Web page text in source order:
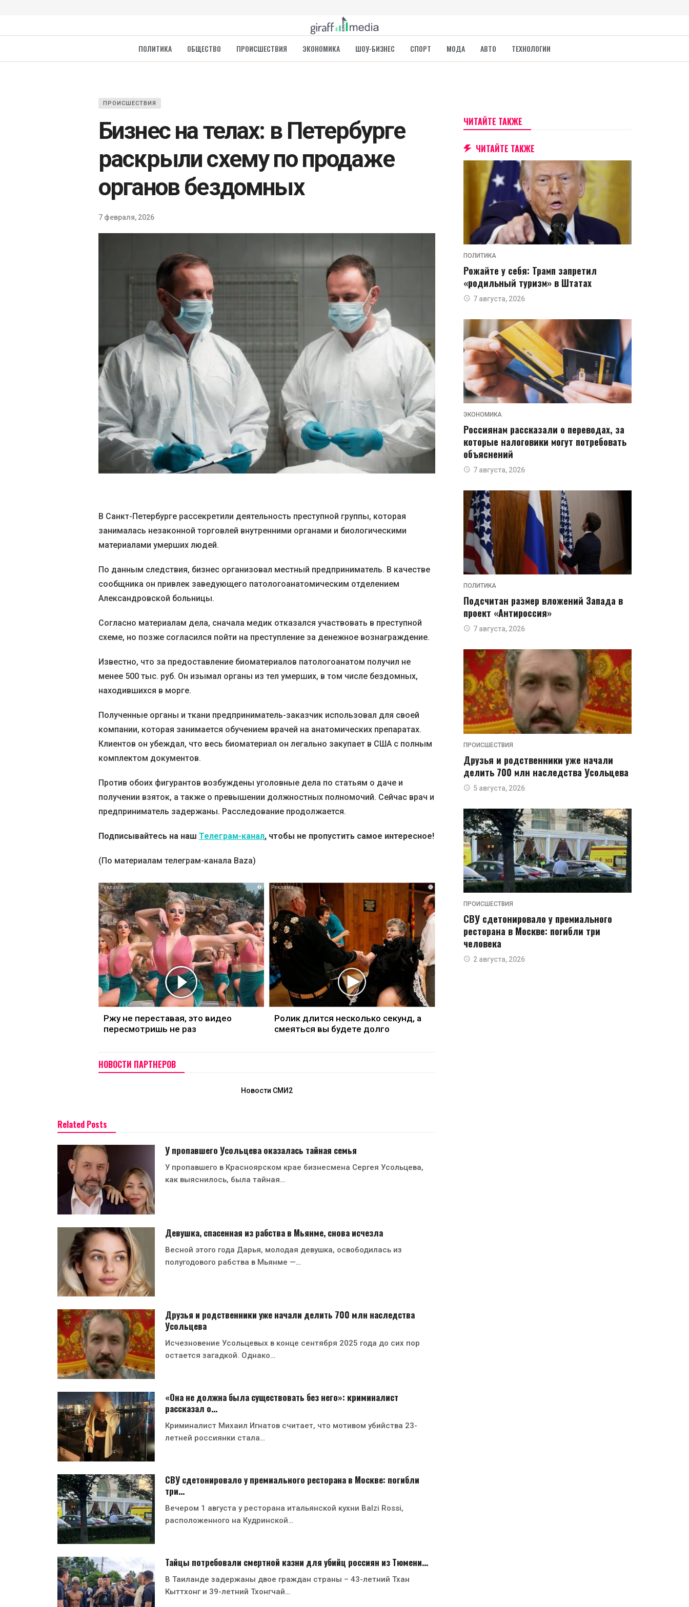
ПОЛИТИКА ОБЩЕСТВО ПРОИСШЕСТВИЯ ЭКОНОМИКА ШОУ-БИЗНЕС СПОРТ МОДА АВТО ТЕХНОЛОГИИ
ПРОИСШЕСТВИЯ
Бизнес на телах: в Петербурге
раскрыли схему по продаже
органов бездомных
7 февраля, 2026
В Санкт-Петербурге рассекретили деятельность преступной группы, которая
занималась незаконной торговлей внутренними органами и биологическими
материалами умерших людей.
По данным следствия, бизнес организовал местный предприниматель. В качестве
сообщника он привлек заведующего патологоанатомическим отделением
Александровской больницы.
Согласно материалам дела, сначала медик отказался участвовать в преступной
схеме, но позже согласился пойти на преступление за денежное вознаграждение.
Известно, что за предоставление биоматериалов патологоанатом получил не
менее 500 тыс. руб. Он изымал органы из тел умерших, в том числе бездомных,
находившихся в морге.
Полученные органы и ткани предприниматель-заказчик использовал для своей
компании, которая занимается обучением врачей на анатомических препаратах.
Клиентов он убеждал, что весь биоматериал он легально закупает в США с полным
комплектом документов.
Против обоих фигурантов возбуждены уголовные дела по статьям о даче и
получении взяток, а также о превышении должностных полномочий. Сейчас врач и
предприниматель задержаны. Расследование продолжается.
Подписывайтесь на наш Телеграм-канал, чтобы не пропустить самое интересное!
(По материалам телеграм-канала Baza)
i
Ржу не переставая, это видео
пересмотришь не раз
i
Ролик длится несколько секунд, а
смеяться вы будете долго
НОВОСТИ ПАРТНЕРОВ
Новости СМИ2
Related Posts
У пропавшего Усольцева оказалась тайная семья
У пропавшего в Красноярском крае бизнесмена Сергея Усольцева,
как выяснилось, была тайная…
Девушка, спасенная из рабства в Мьянме, снова исчезла
Весной этого года Дарья, молодая девушка, освободилась из
полугодового рабства в Мьянме —…
Друзья и родственники уже начали делить 700 млн наследства
Усольцева
Исчезновение Усольцевых в конце сентября 2025 года до сих пор
остается загадкой. Однако…
«Она не должна была существовать без него»: криминалист
рассказал о…
Криминалист Михаил Игнатов считает, что мотивом убийства 23-
летней россиянки стала…
СВУ сдетонировало у премиального ресторана в Москве: погибли
три…
Вечером 1 августа у ресторана итальянской кухни Balzi Rossi,
расположенного на Кудринской…
Тайцы потребовали смертной казни для убийц россиян из Тюмени…
В Таиланде задержаны двое граждан страны – 43-летний Тхан
Кыттхонг и 39-летний Тхонгчай…
ЧИТАЙТЕ ТАКЖЕ
ЧИТАЙТЕ ТАКЖЕ
ПОЛИТИКА
Рожайте у себя: Трамп запретил
«родильный туризм» в Штатах
7 августа, 2026
ЭКОНОМИКА
Россиянам рассказали о переводах, за
которые налоговики могут потребовать
объяснений
7 августа, 2026
ПОЛИТИКА
Подсчитан размер вложений Запада в
проект «Антироссия»
7 августа, 2026
ПРОИСШЕСТВИЯ
Друзья и родственники уже начали
делить 700 млн наследства Усольцева
5 августа, 2026
ПРОИСШЕСТВИЯ
СВУ сдетонировало у премиального
ресторана в Москве: погибли три
человека
2 августа, 2026